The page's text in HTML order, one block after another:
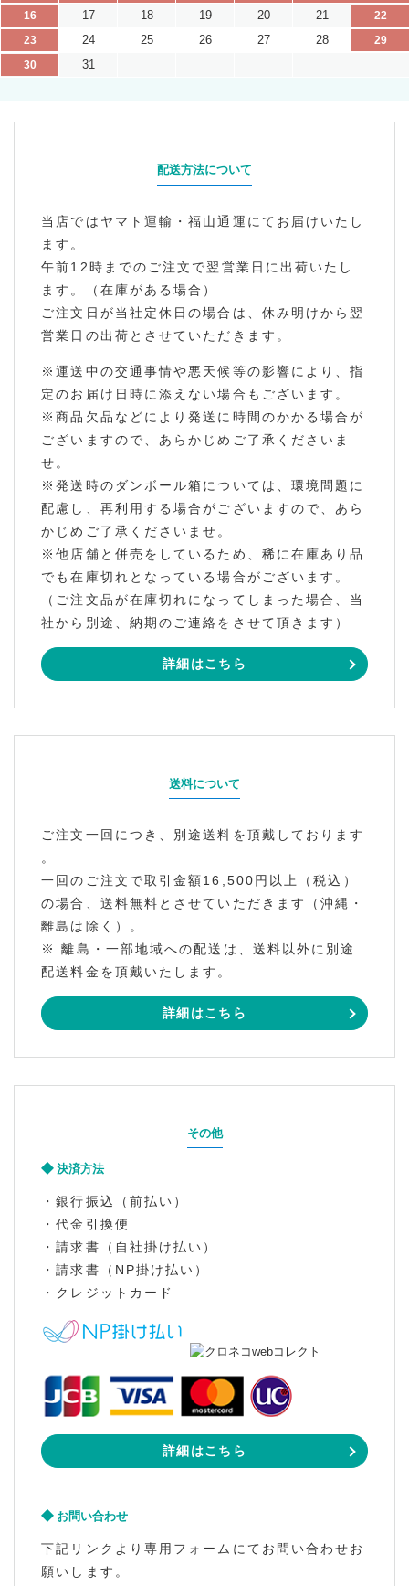
16 17 18 19 20 21
22
23
24 25 26 27 28
29
30
31
配送方法について
当店ではヤマト運輸・福山通運にてお届けいたし
ます。
午前12時までのご注文で翌営業日に出荷いたし
ます。（在庫がある場合）
ご注文日が当社定休日の場合は、休み明けから翌
営業日の出荷とさせていただきます。
※運送中の交通事情や悪天候等の影響により、指
定のお届け日時に添えない場合もございます。
※商品欠品などにより発送に時間のかかる場合が
ございますので、あらかじめご了承くださいま
せ。
※発送時のダンボール箱については、環境問題に
配慮し、再利用する場合がございますので、あら
かじめご了承くださいませ。
※他店舗と併売をしているため、稀に在庫あり品
でも在庫切れとなっている場合がございます。
（ご注文品が在庫切れになってしまった場合、当
社から別途、納期のご連絡をさせて頂きます）
詳細はこちら
送料について
ご注文一回につき、別途送料を頂戴しております
。
一回のご注文で取引金額16,500円以上（税込）
の場合、送料無料とさせていただきます（沖縄・
離島は除く）。
※ 離島・一部地域への配送は、送料以外に別途
配送料金を頂戴いたします。
詳細はこちら
その他
決済方法
・銀行振込（前払い）
・代金引換便
・請求書（自社掛け払い）
・請求書（NP掛け払い）
・クレジットカード
詳細はこちら
お問い合わせ
下記リンクより専用フォームにてお問い合わせお
願いします。